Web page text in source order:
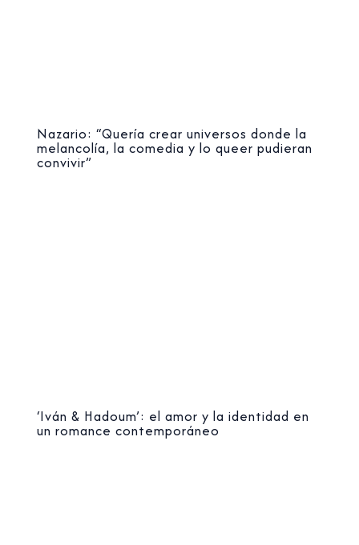
Nazario: “Quería crear universos donde la
melancolía, la comedia y lo queer pudieran
convivir”
‘Iván & Hadoum’: el amor y la identidad en
un romance contemporáneo